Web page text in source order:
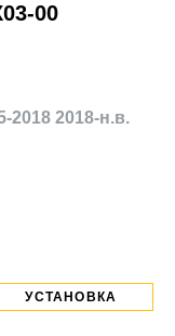
00
2018 2018-н.в.
УСТАНОВКА